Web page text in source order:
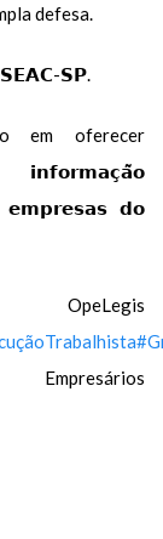
defesa.
𝗦𝗘𝗔𝗖-𝗦𝗣.
em oferecer
𝗶𝗻𝗳𝗼𝗿𝗺𝗮𝗰̧𝗮̃𝗼
𝗲𝗺𝗽𝗿𝗲𝘀𝗮𝘀 𝗱𝗼
Empresários